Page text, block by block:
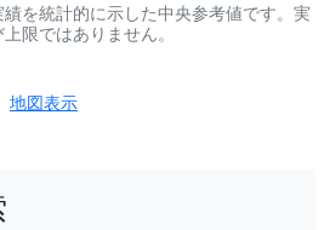
を統計的に示した中央参考値です。実
限ではありません。
地図表示